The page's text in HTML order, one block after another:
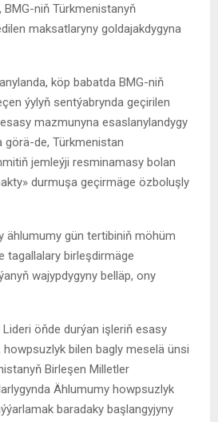
niň Türkmenistanyň
maksatlaryny goldajakdygyna
köp babatda BMG-niň
ýylyň sentýabrynda geçirilen
mazmunyna esaslanylandygy
görä-de, Türkmenistan
jemleýji resminamasy bolan
durmuşa geçirmäge özboluşly
ählumumy gün tertibiniň möhüm
tagallalary birleşdirmäge
wajypdygyny belläp, ony
öňde durýan işleriň esasy
howpsuzlyk bilen bagly meselä ünsi
Birleşen Milletler
Ählumumy howpsuzlyk
baradaky başlangyjyny